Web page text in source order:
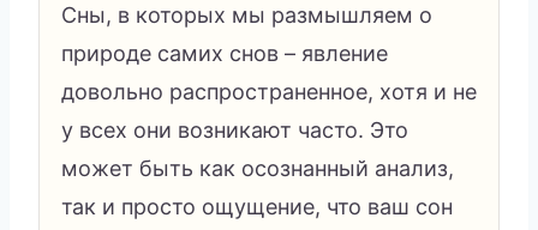
Сны, в которых мы размышляем о
природе самих снов – явление
довольно распространенное, хотя и не
у всех они возникают часто. Это
может быть как осознанный анализ,
так и просто ощущение, что ваш сон